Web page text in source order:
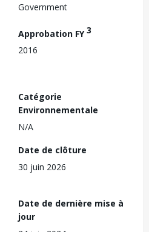
Government
Approbation FY3
2016
Catégorie
Environnementale
N/A
Date de clôture
30 juin 2026
Date de dernière mise à
jour